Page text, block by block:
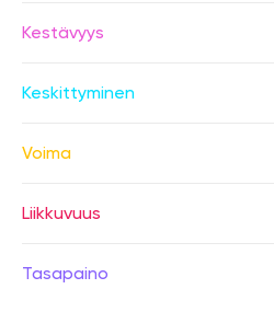
Kestävyys
Keskittyminen
Voima
Liikkuvuus
Tasapaino